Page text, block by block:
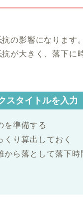
の影響になります
抗が大きく、落下に
スタイトルを入力
を準備する
くり算出しておく
から落として落下時